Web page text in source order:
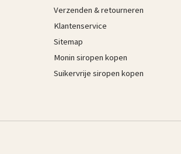
Verzenden & retourneren
Klantenservice
Sitemap
Monin siropen kopen
Suikervrije siropen kopen